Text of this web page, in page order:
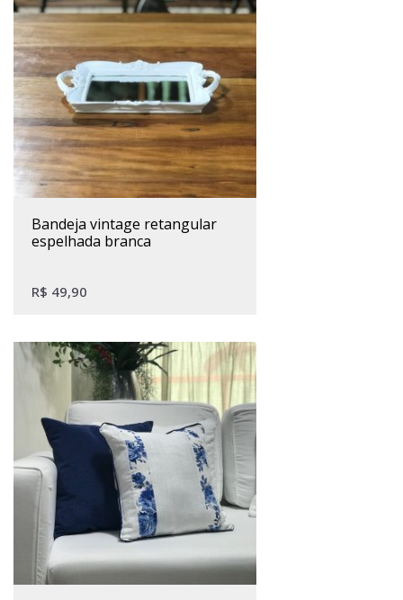
bandeja vintage retangular
espelhada branca
R$ 49,90